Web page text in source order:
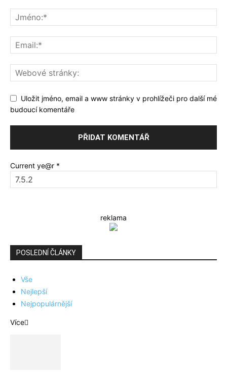
Uložit jméno, email a www stránky v prohlížeči pro další mé
budoucí komentáře
Current ye@r *
reklama
POSLEDNÍ ČLÁNKY
Vše
Nejlepší
Nejpopulárnější
Více